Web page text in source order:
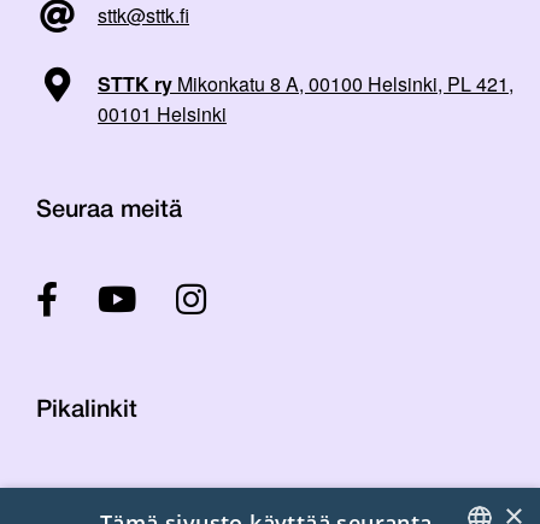
sttk@sttk.fi
STTK ry Mikonkatu 8 A, 00100 Helsinki, PL 421,
00101 Helsinki
Seuraa meitä
Pikalinkit
×